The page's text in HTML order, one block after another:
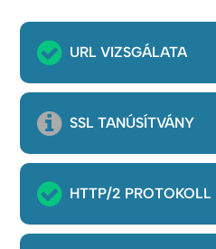
URL VIZSGÁLATA
SSL TANÚSÍTVÁNY
HTTP/2 PROTOKOLL